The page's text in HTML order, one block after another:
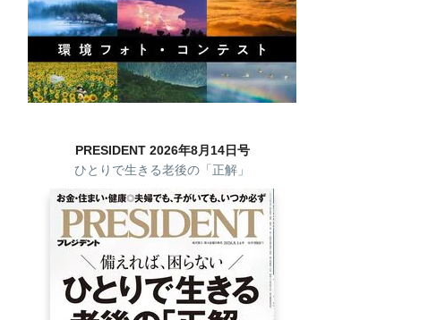
PRESIDENT 2026年8月14日号
ひとりで生きる老後の「正解」